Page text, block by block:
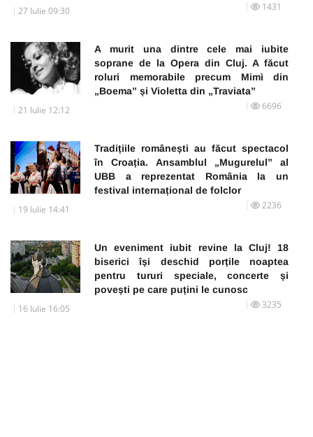
27 Iulie 09:30 1431
A murit una dintre cele mai iubite
soprane de la Opera din Cluj. A făcut
roluri memorabile precum Mimì din
„Boema” și Violetta din „Traviata”
21 Iulie 12:12 6696
Tradițiile românești au făcut spectacol
în Croația. Ansamblul „Mugurelul” al
UBB a reprezentat România la un
festival internațional de folclor
19 Iulie 14:41 2236
Un eveniment iubit revine la Cluj! 18
biserici își deschid porțile noaptea
pentru tururi speciale, concerte și
povești pe care puțini le cunosc
16 Iulie 16:05 3235